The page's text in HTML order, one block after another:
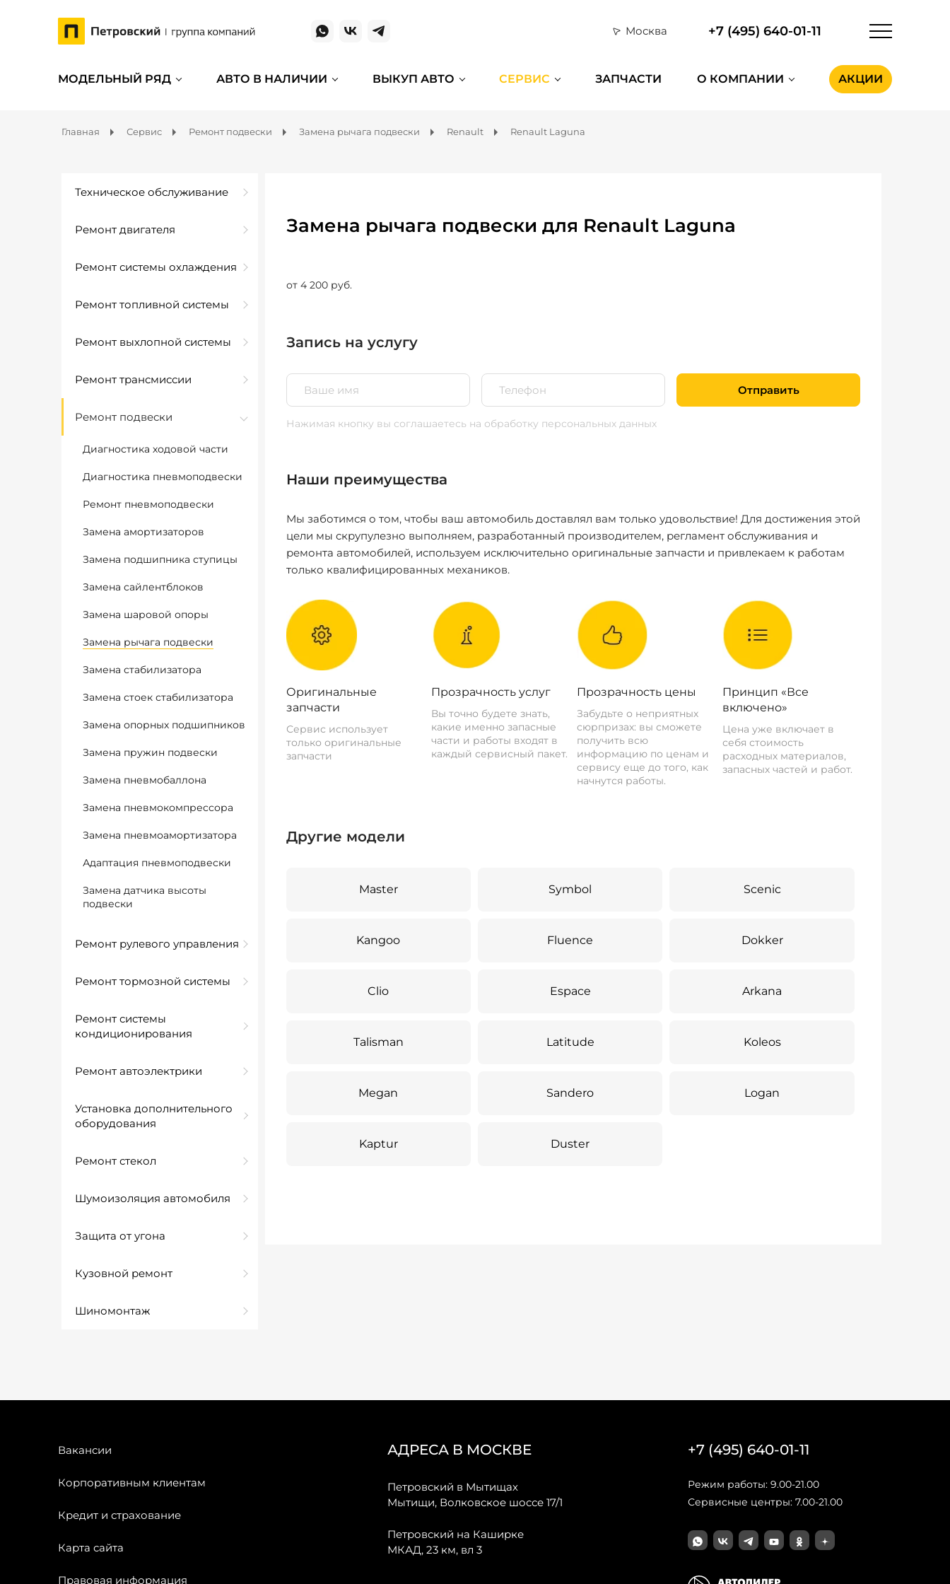
Москва +7 (495) 640-01-11
МОДЕЛЬНЫЙ РЯД АВТО В НАЛИЧИИ ВЫКУП АВТО СЕРВИС ЗАПЧАСТИ О КОМПАНИИ АКЦИИ
Главная Сервис Ремонт подвески Замена рычага подвески Renault Renault Laguna
Техническое обслуживание
Ремонт двигателя
Ремонт системы охлаждения
Ремонт топливной системы
Ремонт выхлопной системы
Ремонт трансмиссии
Ремонт подвески
Диагностика ходовой части
Диагностика пневмоподвески
Ремонт пневмоподвески
Замена амортизаторов
Замена подшипника ступицы
Замена сайлентблоков
Замена шаровой опоры
Замена рычага подвески
Замена стабилизатора
Замена стоек стабилизатора
Замена опорных подшипников
Замена пружин подвески
Замена пневмобаллона
Замена пневмокомпрессора
Замена пневмоамортизатора
Адаптация пневмоподвески
Замена датчика высоты
подвески
Ремонт рулевого управления
Ремонт тормозной системы
Ремонт системы
кондиционирования
Ремонт автоэлектрики
Установка дополнительного
оборудования
Ремонт стекол
Шумоизоляция автомобиля
Защита от угона
Кузовной ремонт
Шиномонтаж
Замена рычага подвески для Renault Laguna
от 4 200 руб.
Запись на услугу
Отправить
Нажимая кнопку вы соглашаетесь на обработку персональных данных
Наши преимущества
Мы заботимся о том, чтобы ваш автомобиль доставлял вам только удовольствие! Для достижения этой
цели мы скрупулезно выполняем, разработанный производителем, регламент обслуживания и
ремонта автомобилей, используем исключительно оригинальные запчасти и привлекаем к работам
только квалифицированных механиков.
Оригинальные
запчасти
Сервис использует
только оригинальные
запчасти
Прозрачность услуг
Вы точно будете знать,
какие именно запасные
части и работы входят в
каждый сервисный пакет.
Прозрачность цены
Забудьте о неприятных
сюрпризах: вы сможете
получить всю
информацию по ценам и
сервису еще до того, как
начнутся работы.
Принцип «Все
включено»
Цена уже включает в
себя стоимость
расходных материалов,
запасных частей и работ.
Другие модели
Master Symbol Scenic
Kangoo Fluence Dokker
Clio Espace Arkana
Talisman Latitude Koleos
Megan Sandero Logan
Kaptur Duster
Вакансии
Корпоративным клиентам
Кредит и страхование
Карта сайта
Правовая информация
АДРЕСА В МОСКВЕ
Петровский в Мытищах
Мытищи, Волковское шоссе 17/1
Петровский на Каширке
МКАД, 23 км, вл 3
+7 (495) 640-01-11
Режим работы: 9.00-21.00
Сервисные центры: 7.00-21.00